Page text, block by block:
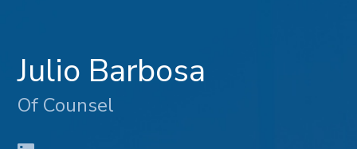
Julio Barbosa
Of Counsel